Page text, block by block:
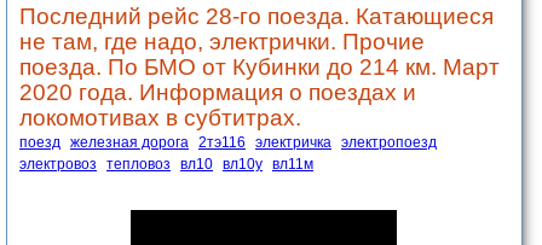
Последний рейс 28-го поезда. Катающиеся
не там, где надо, электрички. Прочие
поезда. По БМО от Кубинки до 214 км. Март
2020 года. Информация о поездах и
локомотивах в субтитрах.
поезд железная дорога 2тэ116 электричка
электропоезд
электровоз
тепловоз вл10 вл10у вл11м